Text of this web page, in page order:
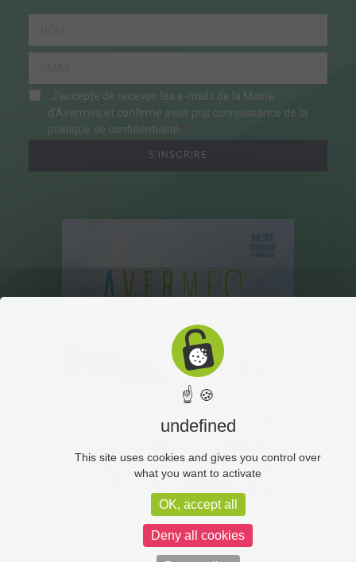
J'accepte de recevoir les e-mails de la Mairie
d'Avermes et confirme avoir pris connaissance de la
politique de confidentialité.
S'INSCRIRE
☝ 🍪
undefined
This site uses cookies and gives you control over
what you want to activate
OK, accept all
Deny all cookies